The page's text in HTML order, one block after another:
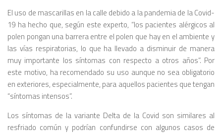
El uso de mascarillas en la calle debido a la pandemia de la Covid-
19 ha hecho que, según este experto, “los pacientes alérgicos al
polen pongan una barrera entre el polen que hay en el ambiente y
las vías respiratorias, lo que ha llevado a disminuir de manera
muy importante los síntomas con respecto a otros años”. Por
este motivo, ha recomendado su uso aunque no sea obligatorio
en exteriores, especialmente, para aquellos pacientes que tengan
“síntomas intensos”.
Los síntomas de la variante Delta de la Covid son similares al
resfriado común y podrían confundirse con algunos casos de